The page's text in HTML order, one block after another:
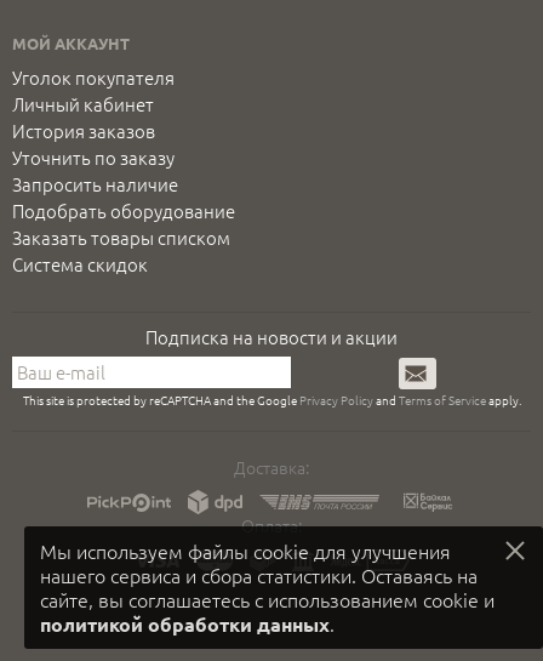
Мы используем файлы cookie для улучшения
нашего сервиса и сбора статистики. Оставаясь на
сайте, вы соглашаетесь с использованием cookie и
политикой обработки данных.
МОЙ АККАУНТ
Уголок покупателя
Личный кабинет
История заказов
Уточнить по заказу
Запросить наличие
Подобрать оборудование
Заказать товары списком
Система скидок
Подписка на новости и акции
Подписаться
This site is protected by reCAPTCHA and the Google Privacy Policyand Terms of Serviceapply.
Доставка:
Оплата: